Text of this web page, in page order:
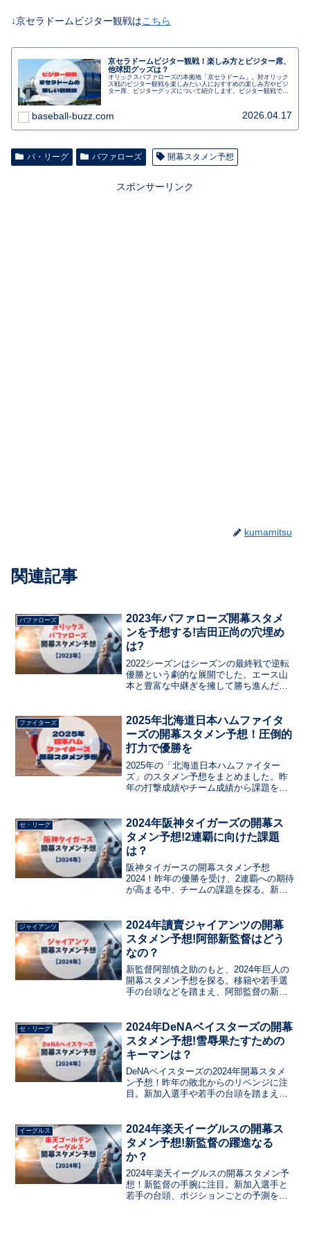
↓京セラドームビジター観戦はこちら
京セラドームビジター観戦！楽しみ方とビジター席、
他球団グッズは？
オリックスバファローズの本拠地「京セラドーム」。対オリック
ス戦のビジター観戦を楽しみたい人におすすめの楽しみ方やビジ
ター席、ビジターグッズについて紹介します。ビジター観戦で気
baseball-buzz.com 2026.04.17
パ・リーグ バファローズ 開幕スタメン予想
スポンサーリンク
kumamitsu
関連記事
バファローズ
2023年バファローズ開幕スタメ
ンを予想する!吉田正尚の穴埋め
は?
2022シーズンはシーズンの最終戦で逆転
優勝という劇的な展開でした。エース山
本と豊富な中継ぎを擁して勝ち進んだバ
ン予想します。
ファイターズ
2025年北海道日本ハムファイタ
ーズの開幕スタメン予想！圧倒的
打力で優勝を
2025年の「北海道日本ハムファイター
ズ」のスタメン予想をまとめました。昨
年の打撃成績やチーム成績から課題をま
とめています。ルーキーのスタメン入り
はあるか？ベテランの起用は？
セ・リーグ
2024年阪神タイガーズの開幕ス
タメン予想!2連覇に向けた課題
は？
阪神タイガースの開幕スタメン予想
2024！昨年の優勝を受け、2連覇への期待
が高まる中、チームの課題を探る。新た
踏まえ、2年連続優勝への道筋を探る。新
たなシーズンの幕開けに向け、タイガー
スの強さと課題に焦点を当てた一文。
ジャイアンツ
2024年讀賣ジャイアンツの開幕
スタメン予想!阿部新監督はどう
なの？
新監督阿部慎之助のもと、2024年巨人の
開幕スタメン予想を探る。移籍や若手選
手の台頭などを踏まえ、阿部監督の新戦
待されるスタメンメンバーを予想する。
巨人の新時代の幕開けに向け、選手の実
力と新指揮官の手腕に注目が集まる一
文。
セ・リーグ
2024年DeNAベイスターズの開幕
スタメン予想!雪辱果たすための
キーマンは？
DeNAベイスターズの2024年開幕スタメ
ン予想！昨年の敗北からのリベンジに注
目。新加入選手や若手の台頭を踏まえ、
課題と新たな展望を交え、リベンジのた
めの布陣を予測。新シーズンへの期待と
雪辱に向けたキーマンにフォーカスした
一文。
イーグルス
2024年楽天イーグルスの開幕ス
タメン予想!新監督の躍進なる
か？
2024年楽天イーグルスの開幕スタメン予
想！新監督の手腕に注目。新加入選手と
若手の台頭、ポジションごとの予測を探